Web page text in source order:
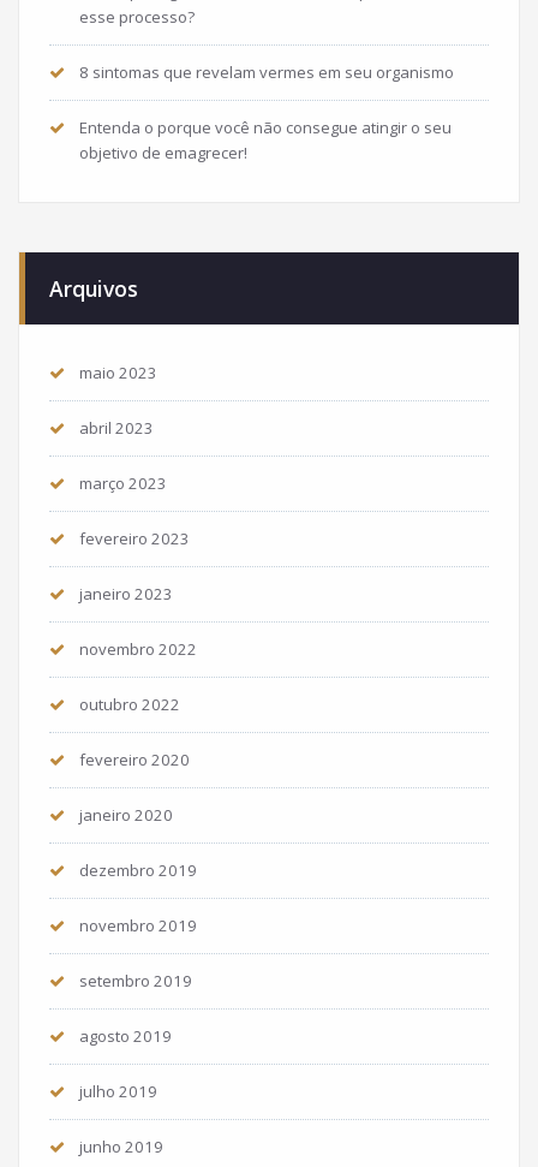
esse processo?
8 sintomas que revelam vermes em seu organismo
Entenda o porque você não consegue atingir o seu
objetivo de emagrecer!
Arquivos
maio 2023
abril 2023
março 2023
fevereiro 2023
janeiro 2023
novembro 2022
outubro 2022
fevereiro 2020
janeiro 2020
dezembro 2019
novembro 2019
setembro 2019
agosto 2019
julho 2019
junho 2019